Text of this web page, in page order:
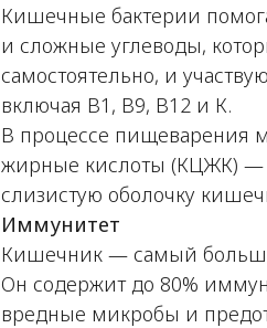
Кишечные бактерии
и сложные углеводы,
самостоятельно, и
включая В1, В9, В12 и К.
В процессе пищеварения
жирные кислоты (КЦЖК) —
слизистую оболочку
Иммунитет
Кишечник — самый
Он содержит до 80%
вредные микробы и